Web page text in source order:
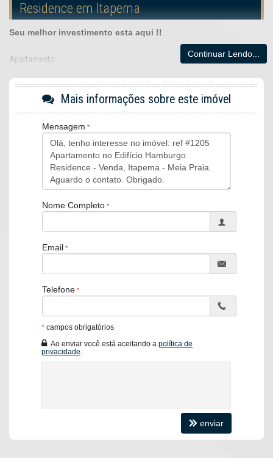
Residence em Itapema
Seu melhor investimento esta aqui !!
Apartamento:
02 vagas de garagem
Sacada com churrasqueira
Cozinha
Living
Área de serviço
Área de lazer com:
Piscina adulta e infantil
Salão de festas
Sala de jogos
Playground
Área de Serviço
Sacada com Churrasqueira
Sala de Estar
Cozinha
Características do Empreendimento
Sala de Jogos
Continuar Lendo...
Mais informações sobre este imóvel
Mensagem
Nome Completo
Email
Telefone
* campos obrigatórios
Ao enviar você está aceitando a política de
privacidade
enviar